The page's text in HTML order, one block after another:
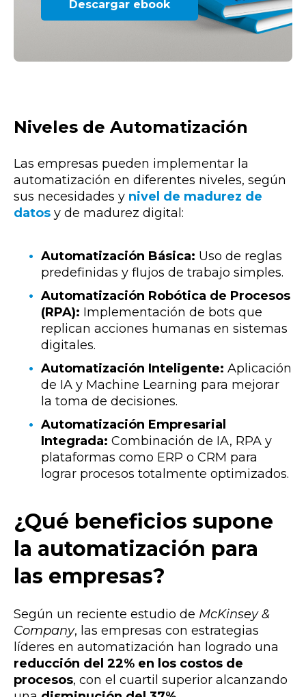
Descargar ebook
Niveles de Automatización
Las empresas pueden implementar la
automatización en diferentes niveles, según
sus necesidades y nivel de madurez de
datos y de madurez digital:
Automatización Básica: Uso de reglas
predefinidas y flujos de trabajo simples.
Automatización Robótica de Procesos
(RPA): Implementación de bots que
replican acciones humanas en sistemas
digitales.
Automatización Inteligente: Aplicación
de IA y Machine Learning para mejorar
la toma de decisiones.
Automatización Empresarial
Integrada: Combinación de IA, RPA y
plataformas como ERP o CRM para
lograr procesos totalmente optimizados.
¿Qué beneficios supone
la automatización para
las empresas?
Según un reciente estudio de McKinsey &
Company, las empresas con estrategias
líderes en automatización han logrado una
reducción del 22% en los costos de
procesos, con el cuartil superior alcanzando